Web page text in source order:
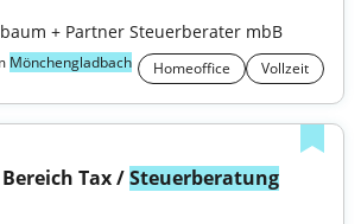
+ Partner Steuerberater mbB
Mönchengladbach Homeoffice Vollzeit
Tax / Steuerberatung